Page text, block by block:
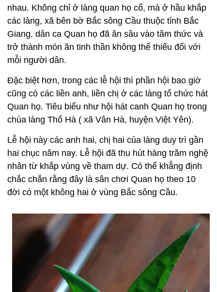
nhau. Không chỉ ở làng quan họ cổ, mà ở hầu khắp
các làng, xã bên bờ Bắc sông Cầu thuộc tỉnh Bắc
Giang, dân ca Quan họ đã ăn sâu vào tâm thức và
trở thành món ăn tinh thần không thể thiếu đối với
mỗi người dân.
Đặc biệt hơn, trong các lễ hội thì phần hội bao giờ
cũng có các liền anh, liền chị ở các làng tổ chức hát
Quan họ. Tiêu biểu như hội hát canh Quan họ trong
chùa làng Thổ Hà ( xã Vân Hà, huyện Việt Yên).
Lễ hội này các anh hai, chị hai của làng duy trì gần
hai chục năm nay. Lễ hội đã thu hút hàng trăm nghệ
nhân từ khắp vùng về tham dự. Có thể khẳng định
chắc chắn rằng đây là sân chơi Quan họ theo 10
đời có một không hai ở vùng Bắc sông Cầu.